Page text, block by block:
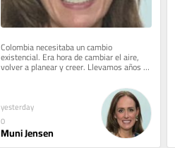
Colombia necesitaba un cambio
existencial. Era hora de cambiar el aire,
volver a planear y creer. Llevamos años en
un péndulo político, con...
yesterday
0
Muni Jensen